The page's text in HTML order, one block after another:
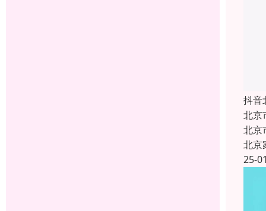
抖音
北京
北京
北京
25-